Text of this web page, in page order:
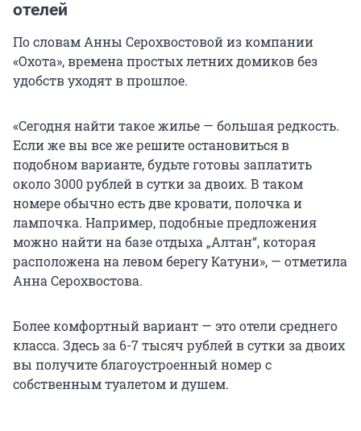
отелей
По словам Анны Серохвостовой из компании
«Охота», времена простых летних домиков без
удобств уходят в прошлое.
«Сегодня найти такое жилье — большая редкость.
Если же вы все же решите остановиться в
подобном варианте, будьте готовы заплатить
около 3000 рублей в сутки за двоих. В таком
номере обычно есть две кровати, полочка и
лампочка. Например, подобные предложения
можно найти на базе отдыха „Алтан“, которая
расположена на левом берегу Катуни», — отметила
Анна Серохвостова.
Более комфортный вариант — это отели среднего
класса. Здесь за 6-7 тысяч рублей в сутки за двоих
вы получите благоустроенный номер с
собственным туалетом и душем.